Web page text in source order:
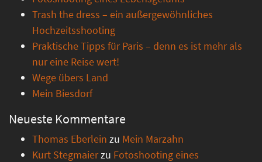
Trash the dress – ein außergewöhnliches
Hochzeitsshooting
Praktische Tipps für Paris – denn es ist mehr als
nur eine Reise wert!
Wege übers Land
Mein Biesdorf
Neueste Kommentare
Thomas Eberlein zu Mein Marzahn
Kurt Stegmaierzu Fotoshooting eines